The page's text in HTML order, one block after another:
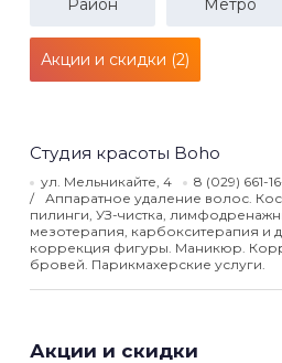
Район Метро
Акции и скидки (2)
​Студия красоты Boho
ул. Мельникайте, 4 8 (029) 661-
Аппаратное удаление волос.
пилинги, УЗ-чистка,
мезотерапия, карбокситерапия и
коррекция фигуры. Маникюр.
бровей. Парикмахерские услуги.
Акции и скидки